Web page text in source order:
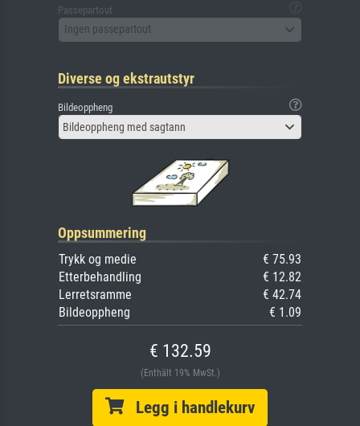
Passepartout
Ingen passepartout
Diverse og ekstrautstyr
Bildeoppheng
Bildeoppheng med sagtann
Oppsummering
Trykk og medie
€ 75.93
Etterbehandling
€ 12.82
Lerretsramme
€ 42.74
Bildeoppheng
€ 1.09
€ 132.59
(Enthält 19% MwSt.)
Legg i handlekurv